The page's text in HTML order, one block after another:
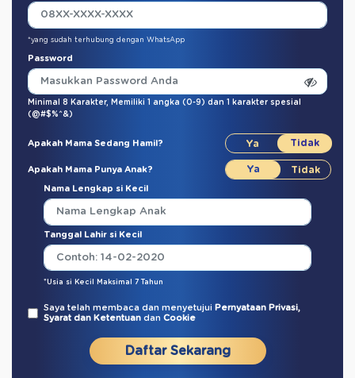
*yang sudah terhubung dengan WhatsApp
Password
Minimal 8 Karakter, Memiliki 1 angka (0-9) dan 1 karakter spesial
(@#$%^&)
Apakah Mama Sedang Hamil?
Apakah Mama Punya Anak?
Nama Lengkap si Kecil
Tanggal Lahir si Kecil
*Usia si Kecil Maksimal 7 Tahun
Saya telah membaca dan menyetujui Pernyataan Privasi,
Syarat dan Ketentuan dan Cookie
Daftar Sekarang